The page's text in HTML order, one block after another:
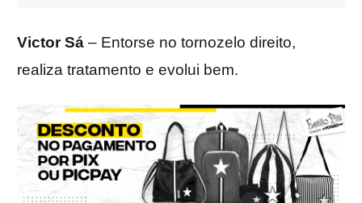
Victor Sá – Entorse no tornozelo direito,
realiza tratamento e evolui bem.